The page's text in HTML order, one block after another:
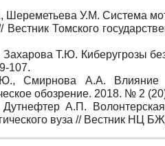
У.М. Система
Томского
Т.Ю. Киберугрозы
107.
Смирнова А.А. Влияние
обозрение. 2018. № 2
А.П. Волонтерская
вуза // Вестник НЦ